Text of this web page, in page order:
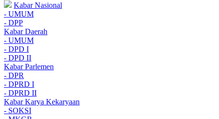
Kabar Nasional
- UMUM
- DPP
Kabar Daerah
- UMUM
- DPD I
- DPD II
Kabar Parlemen
- DPR
- DPRD I
- DPRD II
Kabar Karya Kekaryaan
- SOKSI